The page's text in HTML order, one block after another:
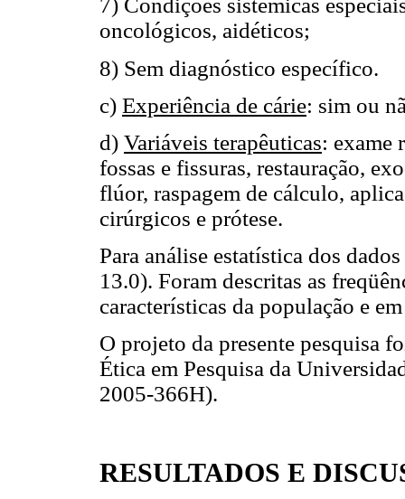
7) Condições sistêmicas
oncológicos, aidéticos;
8) Sem diagnóstico específico.
c) Experiência de cárie: sim ou
d) Variáveis terapêuticas: exame
fossas e fissuras, restauração,
flúor, raspagem de cálculo,
cirúrgicos e prótese.
Para análise estatística dos
13.0). Foram descritas as
características da população e
O projeto da presente pesquisa
Ética em Pesquisa da
2005-366H).
RESULTADOS E